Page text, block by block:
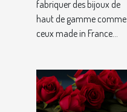
fabriquer des bijoux de
haut de gamme comme
ceux made in France...